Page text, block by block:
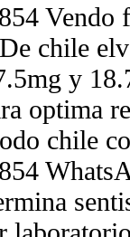
Vendo
chile
y
optima
chile